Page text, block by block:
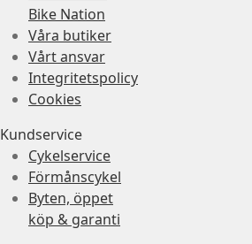
Bike Nation
Våra butiker
Vårt ansvar
Integritetspolicy
Cookies
Kundservice
Cykelservice
Förmånscykel
Byten, öppet
köp & garanti